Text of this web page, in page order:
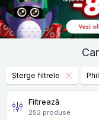
Șterge filtrele
Filtrează
252 produse